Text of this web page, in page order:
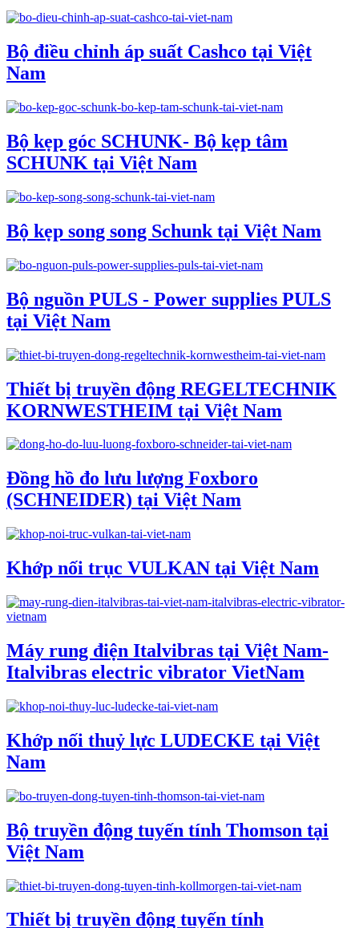
Bộ điều chỉnh áp suất Cashco tại Việt
Nam
Bộ kẹp góc SCHUNK- Bộ kẹp tâm
SCHUNK tại Việt Nam
Bộ kẹp song song Schunk tại Việt Nam
Bộ nguồn PULS - Power supplies PULS
tại Việt Nam
Thiết bị truyền động REGELTECHNIK
KORNWESTHEIM tại Việt Nam
Đồng hồ đo lưu lượng Foxboro
(SCHNEIDER) tại Việt Nam
Khớp nối trục VULKAN tại Việt Nam
Máy rung điện Italvibras tại Việt Nam-
Italvibras electric vibrator VietNam
Khớp nối thuỷ lực LUDECKE tại Việt
Nam
Bộ truyền động tuyến tính Thomson tại
Việt Nam
Thiết bị truyền động tuyến tính